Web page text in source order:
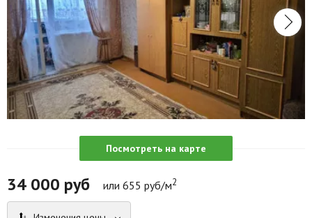
Аренда коммерческой недвижимости
Другие разделы
Новости
Агентства
Грузовое такси
Способы оплаты
Реклама на сайте
Посмотреть на карте
34 000 руб или 655 руб/м2